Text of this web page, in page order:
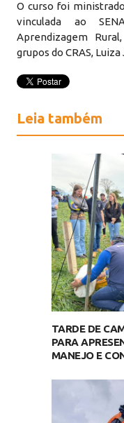
O curso foi
vinculada ao
Aprendizagem
grupos do CRAS,
Leia também
TARDE DE
PARA
MANEJO E